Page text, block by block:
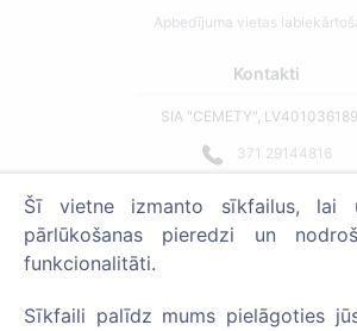
Apbedījuma vietas
Kontakti
SIA "CEMETY",
371 29144816
Strādājam visā Latvijā!
Šī vietne izmanto sīkfailus, lai
pārlūkošanas pieredzi un
funkcionalitāti.
Sīkfaili palīdz mums pielāgoties